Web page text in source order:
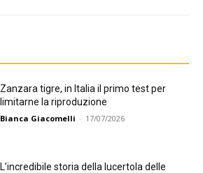
Zanzara tigre, in Italia il primo test per
limitarne la riproduzione
Bianca Giacomelli - 17/07/2026
L’incredibile storia della lucertola delle